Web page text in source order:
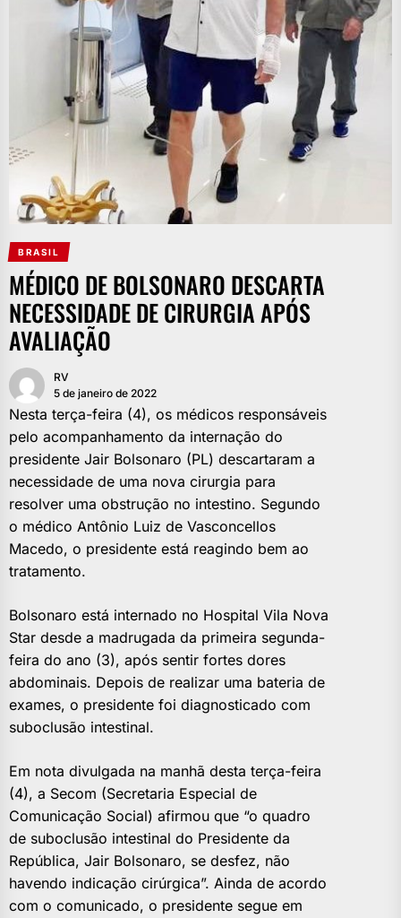
BRASIL
MÉDICO DE BOLSONARO DESCARTA
NECESSIDADE DE CIRURGIA APÓS
AVALIAÇÃO
RV
5 de janeiro de 2022
Nesta terça-feira (4), os médicos responsáveis
pelo acompanhamento da internação do
presidente Jair Bolsonaro (PL) descartaram a
necessidade de uma nova cirurgia para
resolver uma obstrução no intestino. Segundo
o médico Antônio Luiz de Vasconcellos
Macedo, o presidente está reagindo bem ao
tratamento.
Bolsonaro está internado no Hospital Vila Nova
Star desde a madrugada da primeira segunda-
feira do ano (3), após sentir fortes dores
abdominais. Depois de realizar uma bateria de
exames, o presidente foi diagnosticado com
suboclusão intestinal.
Em nota divulgada na manhã desta terça-feira
(4), a Secom (Secretaria Especial de
Comunicação Social) afirmou que “o quadro
de suboclusão intestinal do Presidente da
República, Jair Bolsonaro, se desfez, não
havendo indicação cirúrgica”. Ainda de acordo
com o comunicado, o presidente segue em